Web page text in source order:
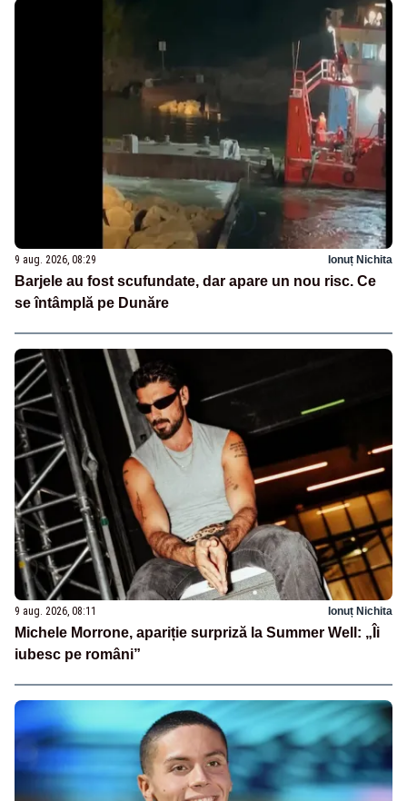
9 aug. 2026, 08:29 Ionuț Nichita
Barjele au fost scufundate, dar apare un nou risc. Ce
se întâmplă pe Dunăre
9 aug. 2026, 08:11 Ionuț Nichita
Michele Morrone, apariție surpriză la Summer Well: „Îi
iubesc pe români”